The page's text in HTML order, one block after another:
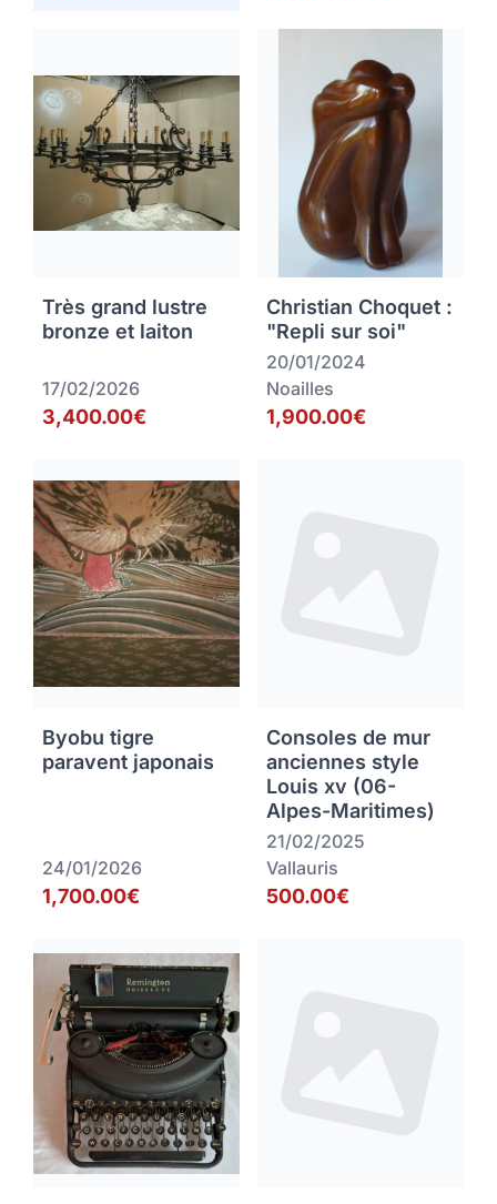
Très grand lustre
bronze et laiton
17/02/2026
3,400.00€
Christian Choquet :
"Repli sur soi"
20/01/2024
Noailles
1,900.00€
Byobu tigre
paravent japonais
24/01/2026
1,700.00€
Consoles de mur
anciennes style
Louis xv (06-
Alpes-Maritimes)
21/02/2025
Vallauris
500.00€